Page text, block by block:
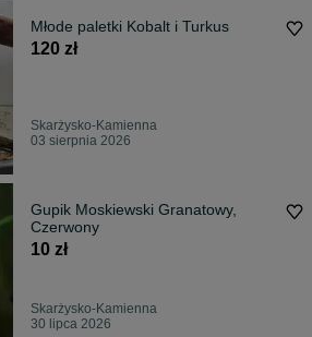
Młode paletki Kobalt i Turkus
120 zł
Skarżysko-Kamienna
03 sierpnia 2026
Gupik Moskiewski Granatowy,
Czerwony
10 zł
Skarżysko-Kamienna
30 lipca 2026